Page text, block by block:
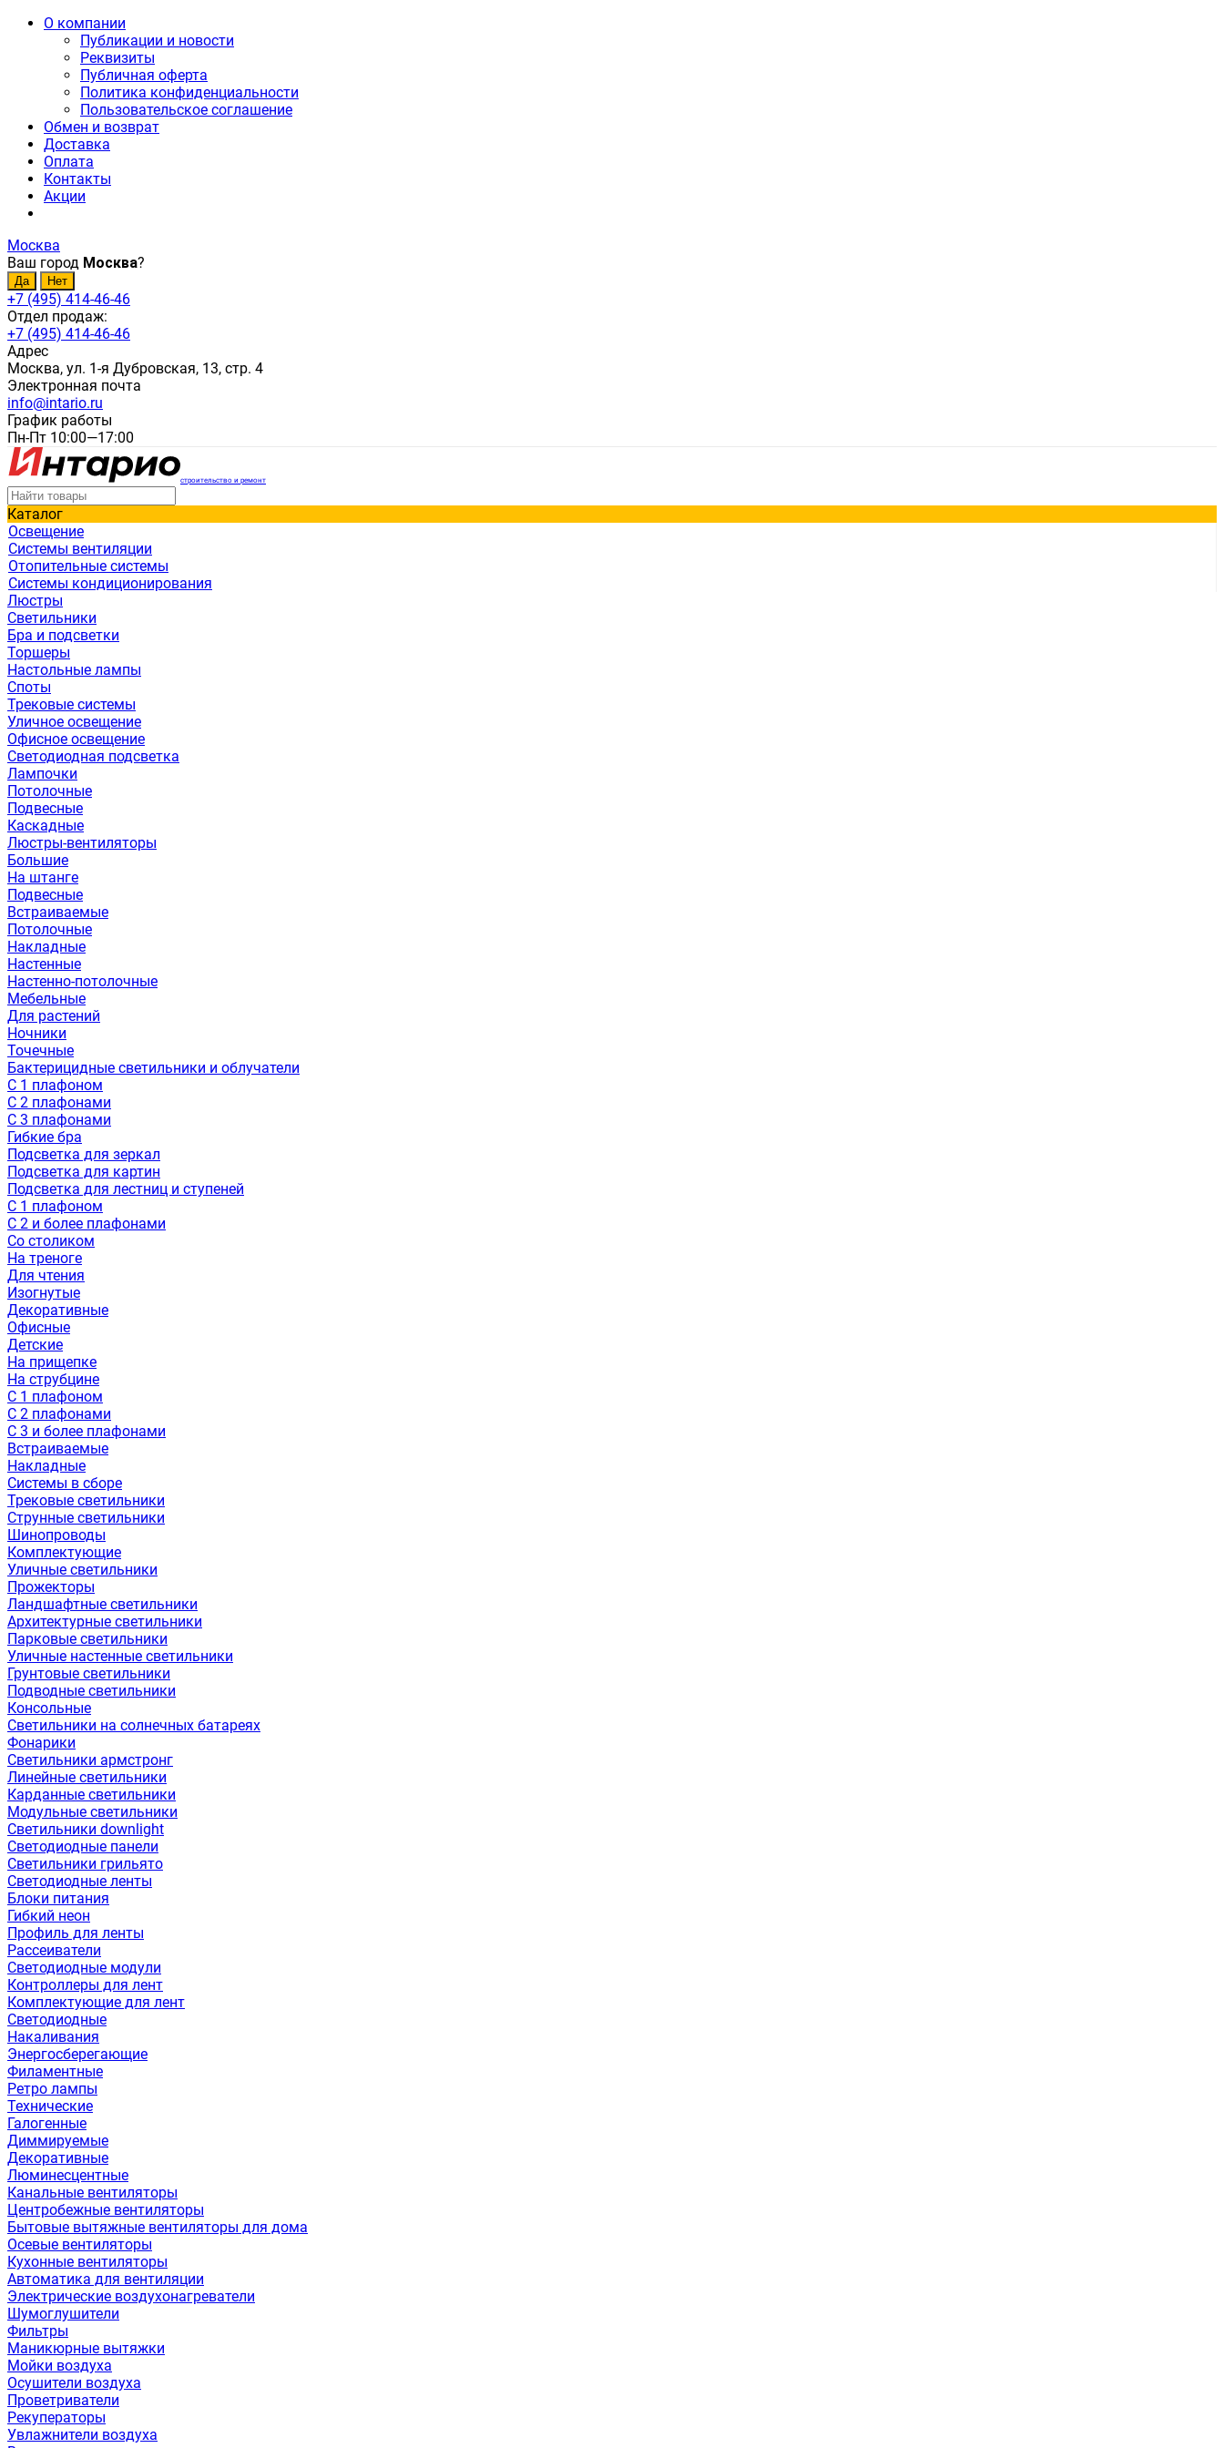
О компании
Публикации и новости
Реквизиты
Публичная оферта
Политика конфиденциальности
Пользовательское соглашение
Обмен и возврат
Доставка
Оплата
Контакты
Акции
Москва
Ваш город Москва?
+7 (495) 414-46-46
Отдел продаж:
+7 (495) 414-46-46
Адрес
Москва, ул. 1-я Дубровская, 13, стр. 4
Электронная почта
info@intario.ru
График работы
Пн-Пт 10:00—17:00
строительство и ремонт
Каталог
Освещение
Системы вентиляции
Отопительные системы
Системы кондиционирования
Люстры
Светильники
Бра и подсветки
Торшеры
Настольные лампы
Споты
Трековые системы
Уличное освещение
Офисное освещение
Светодиодная подсветка
Лампочки
Потолочные
Подвесные
Каскадные
Люстры-вентиляторы
Большие
На штанге
Подвесные
Встраиваемые
Потолочные
Накладные
Настенные
Настенно-потолочные
Мебельные
Для растений
Ночники
Точечные
Бактерицидные светильники и облучатели
С 1 плафоном
С 2 плафонами
С 3 плафонами
Гибкие бра
Подсветка для зеркал
Подсветка для картин
Подсветка для лестниц и ступеней
С 1 плафоном
С 2 и более плафонами
Со столиком
На треноге
Для чтения
Изогнутые
Декоративные
Офисные
Детские
На прищепке
На струбцине
С 1 плафоном
С 2 плафонами
С 3 и более плафонами
Встраиваемые
Накладные
Системы в сборе
Трековые светильники
Струнные светильники
Шинопроводы
Комплектующие
Уличные светильники
Прожекторы
Ландшафтные светильники
Архитектурные светильники
Парковые светильники
Уличные настенные светильники
Грунтовые светильники
Подводные светильники
Консольные
Светильники на солнечных батареях
Фонарики
Светильники армстронг
Линейные светильники
Карданные светильники
Модульные светильники
Светильники downlight
Светодиодные панели
Светильники грильято
Светодиодные ленты
Блоки питания
Гибкий неон
Профиль для ленты
Рассеиватели
Светодиодные модули
Контроллеры для лент
Комплектующие для лент
Светодиодные
Накаливания
Энергосберегающие
Филаментные
Ретро лампы
Технические
Галогенные
Диммируемые
Декоративные
Люминесцентные
Канальные вентиляторы
Центробежные вентиляторы
Бытовые вытяжные вентиляторы для дома
Осевые вентиляторы
Кухонные вентиляторы
Автоматика для вентиляции
Электрические воздухонагреватели
Шумоглушители
Фильтры
Маникюрные вытяжки
Мойки воздуха
Осушители воздуха
Проветриватели
Рекуператоры
Увлажнители воздуха